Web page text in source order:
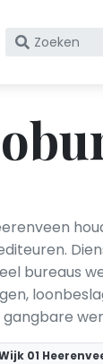
Zoek
KvK
nummer
bureaus
01